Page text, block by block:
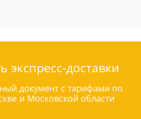
экспресс-доставки
документ с тарифами по
и Московской области